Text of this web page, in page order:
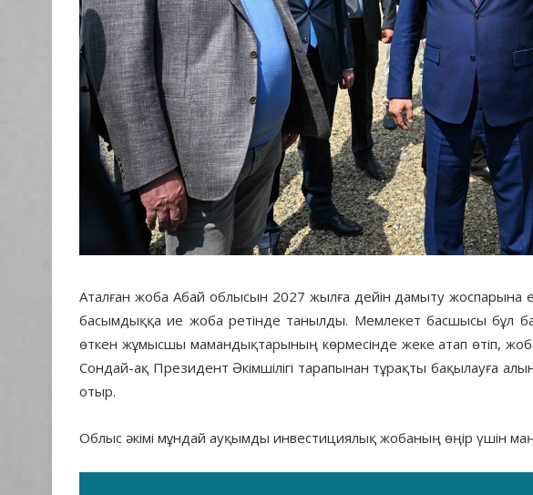
Аталған жоба Абай облысын 2027 жылға дейін дамыту жоспарына
басымдыққа ие жоба ретінде танылды. Мемлекет басшысы бұл
өткен жұмысшы мамандықтарының көрмесінде жеке атап өтіп,
Сондай-ақ Президент Әкімшілігі тарапынан тұрақты бақылауға
отыр.
Облыс әкімі мұндай ауқымды инвестициялық жобаның өңір үшін